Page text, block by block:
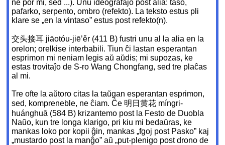
ne por mi, sed ...). Unu ideografaĵo post alia: taso,
pafarko, serpento, ombro (refekto). La teksto estus pli
klare se „en la vintaso” estus post refekto(n).
交头接耳 jiāotóu-jiē’ěr (411 B) fustri unu al la alia en la
orelon; orelkise interbabili. Tiun ĉi lastan esperantan
esprimon mi neniam legis aŭ aŭdis; mi supozas, ke
estas trovitaĵo de S-ro Wang Chongfang, sed tre plaĉas
al mi.
Tre ofte la aŭtoro citas la taŭgan esperantan esprimon,
sed, kompreneble, ne ĉiam. Ĉe 明日黄花 míngri-
huánghuā (584 B) krizantemo post la Festo de Duobla
Naŭo, kun tre longa klarigo, pri kiu mi bedaŭras, ke
mankas loko por kopii ĝin, mankas „fgoj post Pasko” kaj
„mustardo post la manĝo” aŭ „put-plenigo post drono de